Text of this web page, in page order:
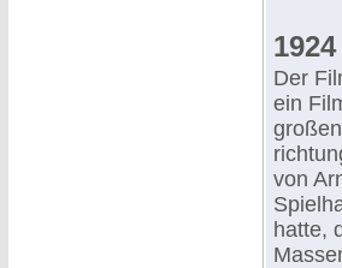
Der
ein
von
hatte,